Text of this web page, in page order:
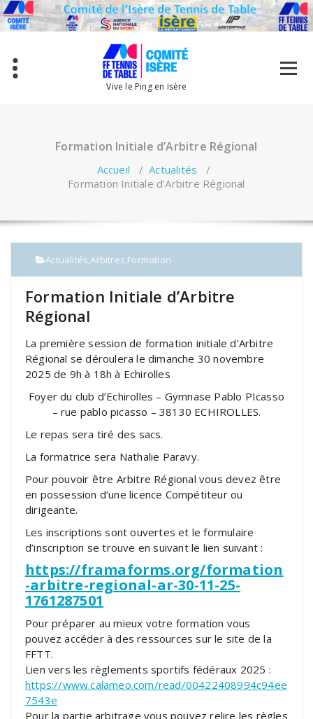
Aller
au
contenu
Vive le Ping en isère
Formation Initiale d’Arbitre Régional
Accueil /Actualités /
Formation Initiale d’Arbitre Régional
Actualités,Arbitres,Formation
Formation Initiale d’Arbitre
Régional
La première session de formation initiale d’Arbitre
Régional se déroulera le dimanche 30 novembre
2025 de 9h à 18h à Echirolles
Foyer du club d’Echirolles – Gymnase Pablo PIcasso
– rue pablo picasso – 38130 ECHIROLLES.
Le repas sera tiré des sacs.
La formatrice sera Nathalie Paravy.
Pour pouvoir être Arbitre Régional vous devez être
en possession d’une licence Compétiteur ou
dirigeante.
Les inscriptions sont ouvertes et le formulaire
d’inscription se trouve en suivant le lien suivant :
https://framaforms.org/formation
-arbitre-regional-ar-30-11-25-
1761287501
Pour préparer au mieux votre formation vous
pouvez accéder à des ressources sur le site de la
FFTT.
Lien vers les règlements sportifs fédéraux 2025 :
https://www.calameo.com/read/00422408994c94ee
7543e
Pour la partie arbitrage vous pouvez relire les règles